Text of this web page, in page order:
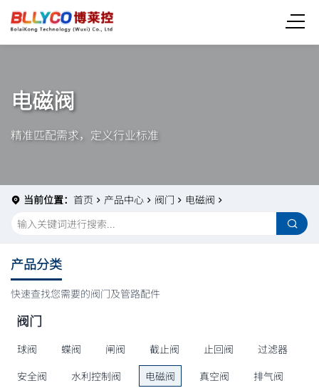
电磁阀
精准匹配需求，定义行业标准
当前位置： 首页 产品中心 阀门 电磁阀
产品分类
快速查找您需要的阀门及管路配件
阀门
球阀 蝶阀 闸阀 截止阀 止回阀
过滤器
安全阀
水利控制阀 电磁阀 真空阀
排气阀